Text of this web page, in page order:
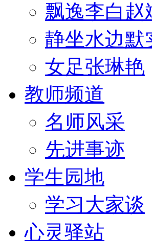
飘逸李白赵
静坐水边默
女足张琳艳
教师频道
名师风采
先进事迹
学生园地
学习大家谈
心灵驿站